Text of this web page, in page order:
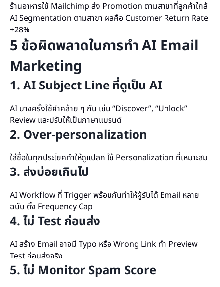
ร้านอาหารใช้ Mailchimp ส่ง Promotion ตามสาขาที่ลูกค้าใกล้
AI Segmentation ตามสาขา ผลคือ Customer Return Rate
+28%
5 ข้อผิดพลาดในการทำ AI Email
Marketing
1. AI Subject Line ที่ดูเป็น AI
AI บางครั้งใช้คำคล้าย ๆ กัน เช่น “Discover”, “Unlock”
Review และปรับให้เป็นภาษาแบรนด์
2. Over-personalization
ใส่ชื่อในทุกประโยคทำให้ดูแปลก ใช้ Personalization ที่เหมาะสม
3. ส่งบ่อยเกินไป
AI Workflow ที่ Trigger พร้อมกันทำให้ผู้รับได้ Email หลาย
ฉบับ ตั้ง Frequency Cap
4. ไม่ Test ก่อนส่ง
AI สร้าง Email อาจมี Typo หรือ Wrong Link ทำ Preview
Test ก่อนส่งจริง
5. ไม่ Monitor Spam Score